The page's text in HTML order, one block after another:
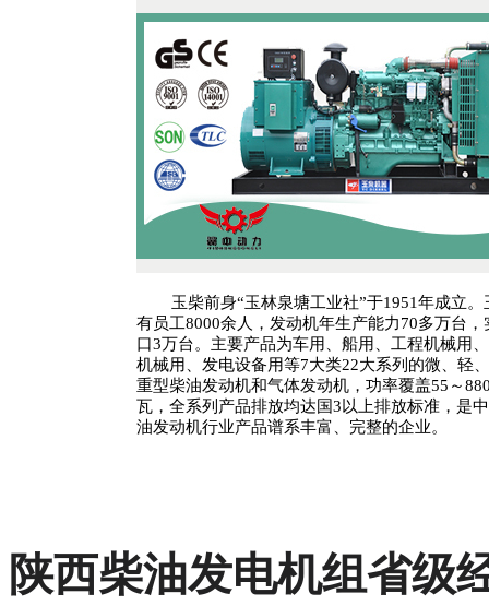
玉柴前身“玉林泉塘工业社”于1951年成立。
有员工8000余人，发动机年生产能力70多万台，
口3万台。主要产品为车用、船用、工程机械用
机械用、发电设备用等7大类22大系列的微、轻
重型柴油发动机和气体发动机，功率覆盖55～
瓦，全系列产品排放均达国3以上排放标准，是
油发动机行业产品谱系丰富、完整的企业。
陕西柴油发电机组省级